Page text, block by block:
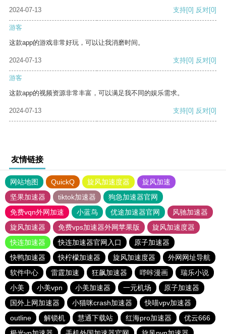
2024-07-13
支持[0] 反对[0]
游客
这款app的游戏非常好玩，可以让我消磨时间。
2024-07-13 支持[0] 反对[0]
游客
这款app的视频资源非常丰富，可以满足我不同的娱乐需求。
2024-07-13 支持[0] 反对[0]
友情链接
网站地图 QuickQ 旋风加速度器
旋风加速
坚果加速器
tiktok加速器
狗急加速器官网
免费vqn外网加速
小蓝鸟 优途加速器官网
风驰加速器
旋风加速器
免费vps加速器外网苹果版
旋风加速度器
快连加速器
快连加速器官网入口
原子加速器
快鸭加速器
快柠檬加速器 旋风加速度器
外网网址导航
软件中心
雷霆加速 狂飙加速器 哔咔漫画
瑞乐小说
小美
小美vpn 小美加速器 一元机场
原子加速器
国外上网加速器
小猫咪crash加速器
快喵vpv加速器
outline
解锁机 慧通下载站 红海pro加速器
优云666